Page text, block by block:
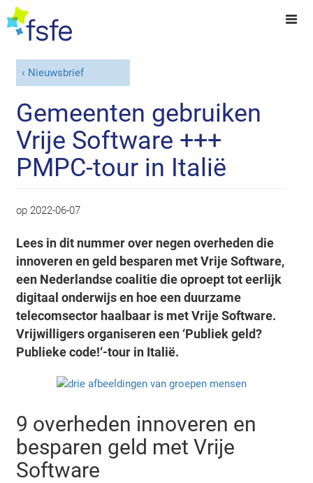
Nieuwsbrief
Gemeenten gebruiken
Vrije Software +++
PMPC-tour in Italië
op 2022-06-07
Lees in dit nummer over negen overheden die
innoveren en geld besparen met Vrije Software,
een Nederlandse coalitie die oproept tot eerlijk
digitaal onderwijs en hoe een duurzame
telecomsector haalbaar is met Vrije Software.
Vrijwilligers organiseren een ‘Publiek geld?
Publieke code!‘-tour in Italië.
9 overheden innoveren en
besparen geld met Vrije
Software